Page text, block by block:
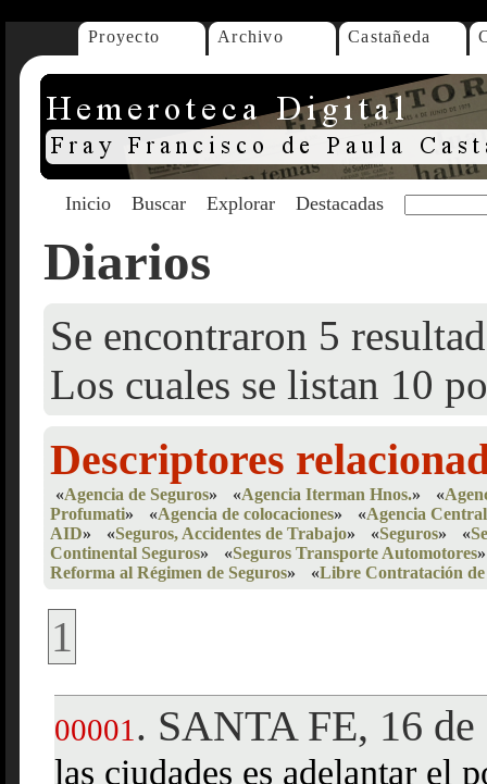
Proyecto Archivo Castañeda
Inicio Buscar Explorar Destacadas
Diarios
Se encontraron 5
Los cuales se listan 10
Descriptores
«Agencia de Seguros» «Agencia Iterman Hnos.» «
Profumati» «Agencia de colocaciones» «Agencia
AID» «Seguros, Accidentes de Trabajo» «Seguros» «
Continental Seguros» «Seguros Transporte Automotores»
Reforma al Régimen de Seguros» «Libre Contratación de
1
00001 . SANTA FE, 16 de